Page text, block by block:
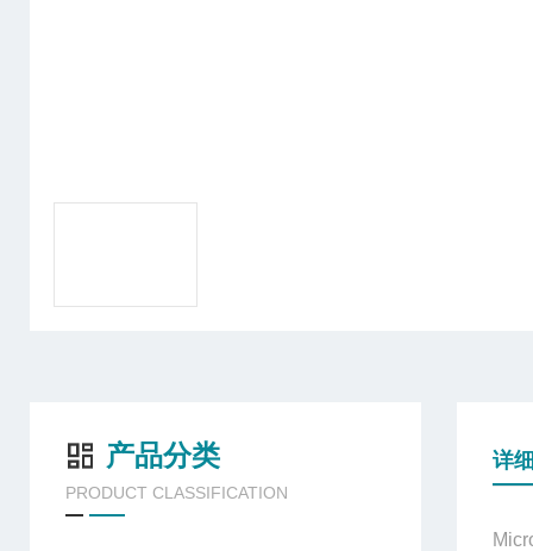
产品分类
PRODUCT CLASSIFICATION
详